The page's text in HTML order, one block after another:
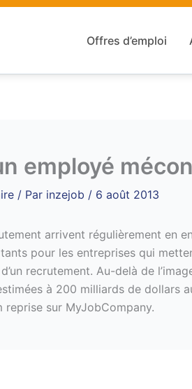
Offres d’emploi
employé
/ Par inzejob / 6 août 2013
arrivent régulièrement en
pour les entreprises qui
recrutement. Au-delà de
à 200 milliards de dollars
reprise sur MyJobCompany.